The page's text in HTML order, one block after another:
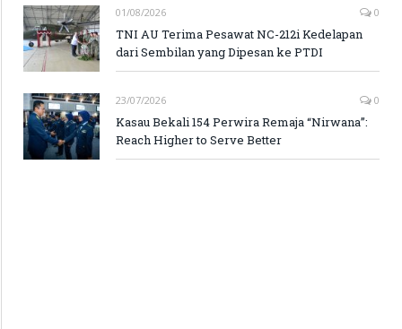
01/08/2026 0
TNI AU Terima Pesawat NC-212i Kedelapan
dari Sembilan yang Dipesan ke PTDI
23/07/2026 0
Kasau Bekali 154 Perwira Remaja “Nirwana”:
Reach Higher to Serve Better